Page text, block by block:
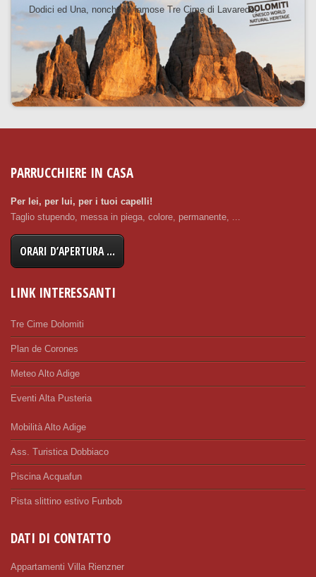
Dodici ed Una, nonché le famose Tre Cime di Lavaredo.
PARRUCCHIERE IN CASA
Per lei, per lui, per i tuoi capelli!
Taglio stupendo, messa in piega, colore, permanente, ...
ORARI D’APERTURA ...
LINK INTERESSANTI
Tre Cime Dolomiti
Plan de Corones
Meteo Alto Adige
Eventi Alta Pusteria
Mobilità Alto Adige
Ass. Turistica Dobbiaco
Piscina Acquafun
Pista slittino estivo Funbob
DATI DI CONTATTO
Appartamenti Villa Rienzner